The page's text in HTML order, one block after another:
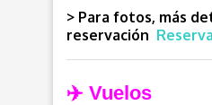
> Para fotos, más
reservación
✈️ Vuelos